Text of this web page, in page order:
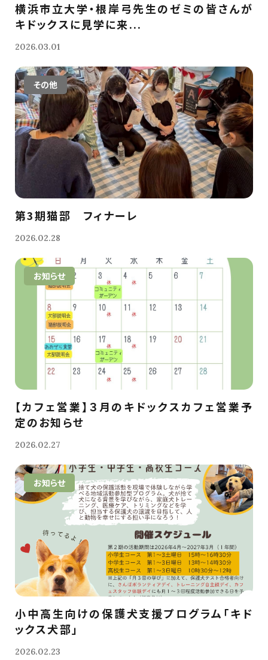
横浜市立大学・根岸弓先生のゼミの皆さんが
キドックスに見学に来...
2026.03.01
その他
第3期猫部 フィナーレ
2026.02.28
お知らせ
【カフェ営業】３月のキドックスカフェ営業予
定のお知らせ
2026.02.27
お知らせ
小中高生向けの保護犬支援プログラム「キド
ックス犬部」
2026.02.23